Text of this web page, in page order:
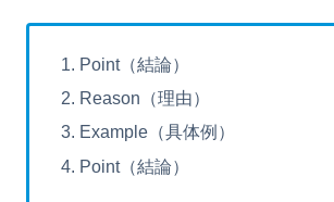
Point（結論）
Reason（理由）
Example（具体例）
Point（結論）